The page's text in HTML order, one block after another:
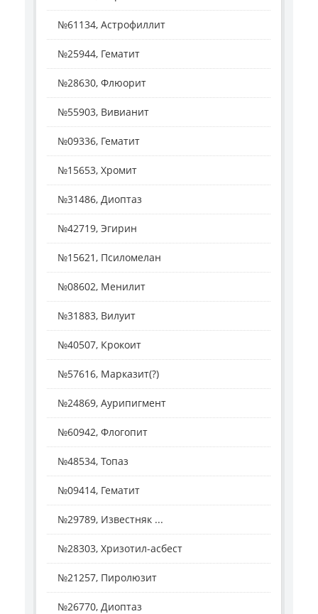
№61134, Астрофиллит
№25944, Гематит
№28630, Флюорит
№55903, Вивианит
№09336, Гематит
№15653, Хромит
№31486, Диоптаз
№42719, Эгирин
№15621, Псиломелан
№08602, Менилит
№31883, Вилуит
№40507, Крокоит
№57616, Марказит(?)
№24869, Аурипигмент
№60942, Флогопит
№48534, Топаз
№09414, Гематит
№29789, Известняк ...
№28303, Хризотил-асбест
№21257, Пиролюзит
№26770, Диоптаз